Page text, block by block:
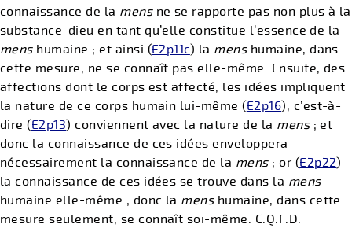
connaissance de la mensne se rapporte pas non plus à la
substance-dieu en tant qu’elle constitue l’essence de la
menshumaine ; et ainsi (E2p11c) la menshumaine, dans
cette mesure, ne se connaît pas elle-même. Ensuite, des
affections dont le corps est affecté, les idées impliquent
la nature de ce corps humain lui-même (E2p16), c’est-à-
dire (E2p13) conviennent avec la nature de la mens; et
donc la connaissance de ces idées enveloppera
nécessairement la connaissance de la mens; or (E2p22)
la connaissance de ces idées se trouve dans la mens
humaine elle-même ; donc la menshumaine, dans cette
mesure seulement, se connaît soi-même. C.Q.F.D.